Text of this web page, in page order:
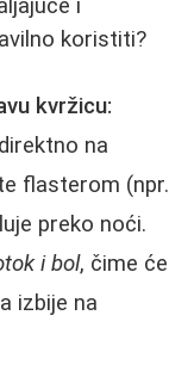
i
koristiti?
kvržicu:
direktno na
flasterom (npr.
preko noći.
i bol, čime će
izbije na